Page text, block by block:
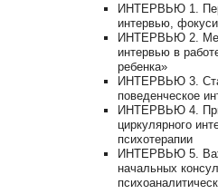
ИНТЕРВЬЮ 1.
интервью,
ИНТЕРВЬЮ 2.
интервью в
ребенка»
ИНТЕРВЬЮ 3.
поведенческое
ИНТЕРВЬЮ 4.
циркулярного
психотерапии
ИНТЕРВЬЮ 5.
начальных